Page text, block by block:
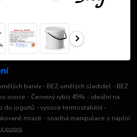
barviv - BEZ umělých sladidel - BEZ
ovoce - Červený rybíz 45% - ideální na
do jogurtů - vysoce termostabilní -
mrazit - snadná manipulace s náplní
popis